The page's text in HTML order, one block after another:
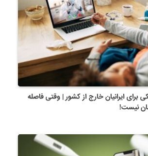
برای ایرانیان خارج از کشور | وقتی فاصله
نیست!